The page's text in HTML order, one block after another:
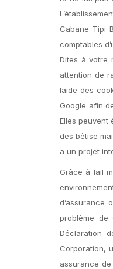
Cabane Tipi
comptables
Dites à votre
attention de
laide des
Google afin
Elles peuvent
des bêtise
a un projet
Grâce à lail
d’assurance
problème de
Déclaration
Corporation,
assurance